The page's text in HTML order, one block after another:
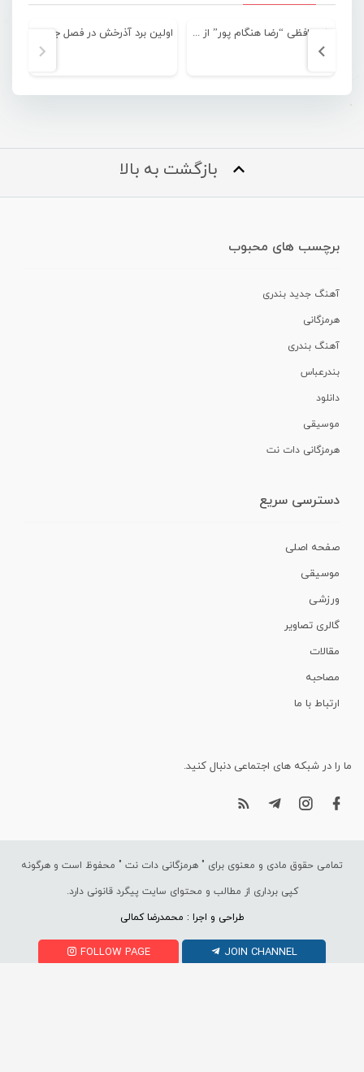
خداحافظی “رضا هنگام پور” از دنیای بسکتبال
بازگشت به بالا
برچسب های محبوب
آهنگ جدید بندری
هرمزگانی
آهنگ بندری
بندرعباس
دانلود
موسیقی
هرمزگانی دات نت
دسترسی سریع
صفحه اصلی
موسیقی
ورزشی
گالری تصاویر
مقالات
مصاحبه
ارتباط با ما
ما را در شبکه های اجتماعی دنبال کنید.
تمامی حقوق مادی و معنوی برای " هرمزگانی دات نت " محفوظ است و هرگونه
کپی برداری از مطالب و محتوای سایت پیگرد قانونی دارد.
طراحی و اجرا : محمدرضا کمالی
FOLLOW PAGE JOIN CHANNEL